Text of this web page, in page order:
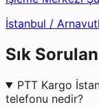
İstanbul /
Sık
PTT Kargo
telefonu nedir?